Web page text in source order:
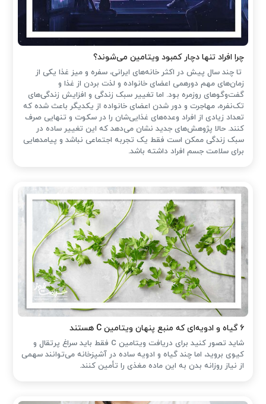
چرا افراد تنها دچار کمبود ویتامین می‌شوند؟
تا چند سال پیش در اکثر خانه‌های ایرانی، سفره و میز غذا یکی از
زمان‌های مهم دورهمی اعضای خانواده و لذت بردن از غذا و
گفت‌وگوهای روزمره بود. اما تغییر سبک زندگی و افزایش زندگی‌های
تک‌نفره، مهاجرت و دور شدن اعضای خانواده از یکدیگر باعث شده که
تعداد زیادی از افراد وعده‌های غذایی‌شان را در سکوت و تنهایی صرف
کنند. حالا پژوهش‌های جدید نشان می‌دهد که این تغییر ساده در
سبک زندگی ممکن است فقط یک تجربه اجتماعی نباشد و پیامدهایی
برای سلامت جسم افراد داشته باشد.
۶ گیاه و ادویه‌ای که منبع پنهان ویتامین C هستند
شاید تصور کنید برای دریافت ویتامین C فقط باید سراغ پرتقال و
کیوی بروید، اما چند گیاه و ادویه ساده در آشپزخانه می‌توانند سهمی
از نیاز روزانه بدن به این ماده مغذی را تأمین کنند.